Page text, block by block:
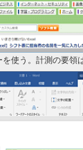
使う。計測の要領